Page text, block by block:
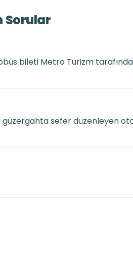
Sorular
bileti Metro Turizm
sefer düzenleyen